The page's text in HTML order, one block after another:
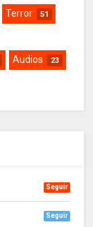
Terror 51
Audios 23
Seguir
Seguir